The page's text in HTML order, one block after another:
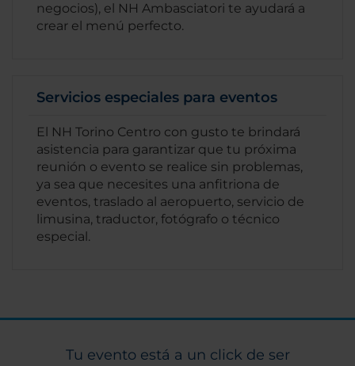
negocios), el NH Ambasciatori te ayudará a
crear el menú perfecto.
Servicios especiales para eventos
El NH Torino Centro con gusto te brindará
asistencia para garantizar que tu próxima
reunión o evento se realice sin problemas,
ya sea que necesites una anfitriona de
eventos, traslado al aeropuerto, servicio de
limusina, traductor, fotógrafo o técnico
especial.
Tu evento está a un click de ser